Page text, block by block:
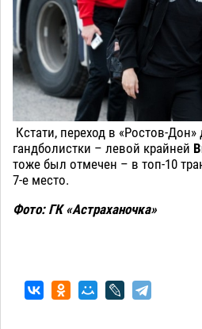
Кстати, переход в «Ростов-Дон»
гандболистки – левой крайней
тоже был отмечен – в топ-10
7-е место.
Фото: ГК «Астраханочка»